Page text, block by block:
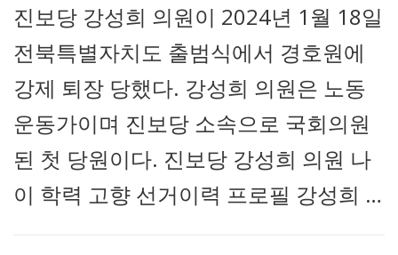
진보당 강성희 의원이 2024년 1월 18일
전북특별자치도 출범식에서 경호원에
강제 퇴장 당했다. 강성희 의원은 노동
운동가이며 진보당 소속으로 국회의원
된 첫 당원이다. 진보당 강성희 의원 나
이 학력 고향 선거이력 프로필 강성희 …